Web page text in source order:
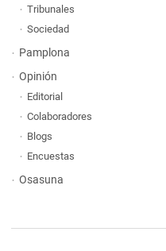
Tribunales
Sociedad
Pamplona
Opinión
Editorial
Colaboradores
Blogs
Encuestas
Osasuna